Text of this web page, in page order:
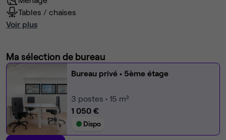
Tables / chaises
Voir plus
Ma sélection de bureau
Bureau privé • 5ème étage
3 postes • 15 m²
1 050 €
Dispo